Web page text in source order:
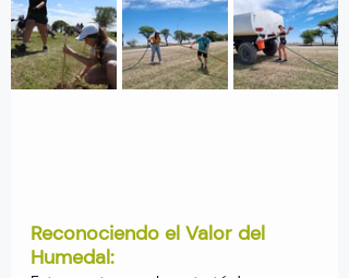
Reconociendo el Valor del
Humedal: